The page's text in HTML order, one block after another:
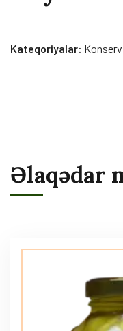
Kateqoriyalar:
Əlaqədar